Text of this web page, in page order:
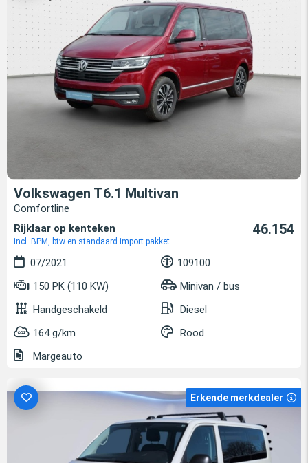
Volkswagen T6.1 Multivan
Comfortline
Rijklaar op kenteken
incl. BPM, btw en standaard import pakket
46.154
07/2021
109100
150 PK (110 KW)
Minivan / bus
Handgeschakeld
Diesel
164 g/km
Rood
Margeauto
Erkende merkdealer